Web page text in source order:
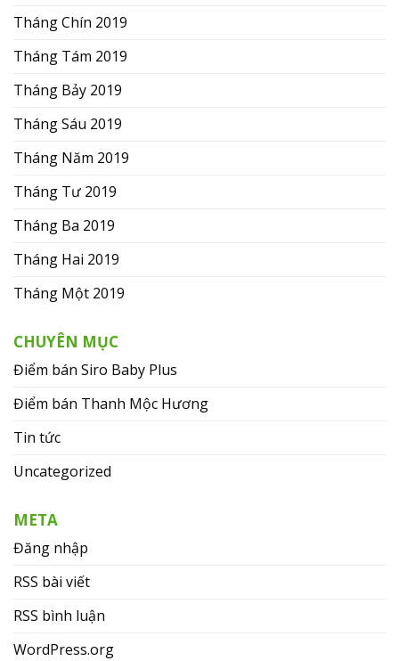
Tháng Chín 2019
Tháng Tám 2019
Tháng Bảy 2019
Tháng Sáu 2019
Tháng Năm 2019
Tháng Tư 2019
Tháng Ba 2019
Tháng Hai 2019
Tháng Một 2019
CHUYÊN MỤC
Điểm bán Siro Baby Plus
Điểm bán Thanh Mộc Hương
Tin tức
Uncategorized
META
Đăng nhập
RSS bài viết
RSS bình luận
WordPress.org